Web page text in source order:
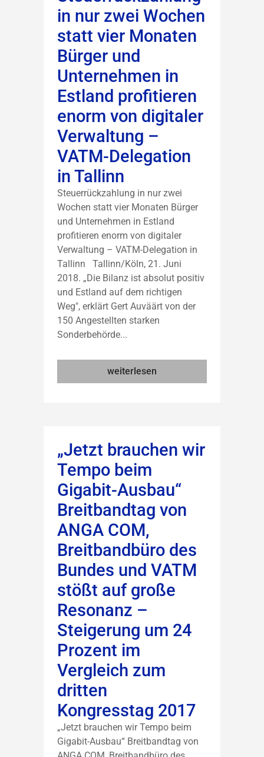
in nur zwei Wochen
statt vier Monaten
Bürger und
Unternehmen in
Estland profitieren
enorm von digitaler
Verwaltung –
VATM-Delegation
in Tallinn
Steuerrückzahlung in nur zwei
Wochen statt vier Monaten Bürger
und Unternehmen in Estland
profitieren enorm von digitaler
Verwaltung – VATM-Delegation in
Tallinn Tallinn/Köln, 21. Juni
2018. „Die Bilanz ist absolut positiv
und Estland auf dem richtigen
Weg", erklärt Gert Auväärt von der
150 Angestellten starken
Sonderbehörde...
weiterlesen
„Jetzt brauchen wir
Tempo beim
Gigabit-Ausbau“
Breitbandtag von
ANGA COM,
Breitbandbüro des
Bundes und VATM
stößt auf große
Resonanz –
Steigerung um 24
Prozent im
Vergleich zum
dritten
Kongresstag 2017
„Jetzt brauchen wir Tempo beim
Gigabit-Ausbau“ Breitbandtag von